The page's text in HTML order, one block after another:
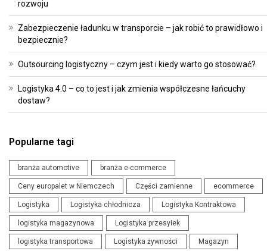
rozwoju
Zabezpieczenie ładunku w transporcie – jak robić to prawidłowo i
bezpiecznie?
Outsourcing logistyczny – czym jest i kiedy warto go stosować?
Logistyka 4.0 – co to jest i jak zmienia współczesne łańcuchy
dostaw?
Popularne tagi
branża automotive branża e-commerce
Ceny europalet w Niemczech Części zamienne ecommerce
Logistyka Logistyka chłodnicza Logistyka Kontraktowa
logistyka magazynowa Logistyka przesyłek
logistyka transportowa Logistyka żywności Magazyn